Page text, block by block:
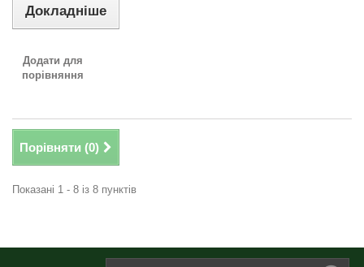
Докладніше
Додати для
порівняння
Порівняти (0)
Показані 1 - 8 із 8 пунктів